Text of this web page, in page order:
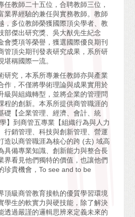
教師二十五位，合聘教師三位，
業界經驗的兼任與實務教師。教師
，多位教師榮獲國際頂尖學者、教
部傑出研究獎、吳大猷先生紀念
會獎項等榮譽，獲選國際優良期刊
管頂尖期刊發表研究成果，系所研
堪稱國際一流。
究，本系所專兼任教師亦與產業
作，不僅將學術理論與成果實用於
級與組織轉型，並將企業的管理問
程的創新。本系所提供商管職涯的
礎【企業管理、經濟、會計、統
】到商管五專業【組織行為與人力
行銷管理、科技與創新管理、營運
造以商管職涯為核心的跨 (去)域高
具備專業知識、創新能力與整合長
界看見他們獨特的價值，也讓他們
珍貴機會，To see and to be
級商管教育接軌的優質學習環境
學生的軟實力與硬技能，除了解決
透過嚴謹的邏輯思辨來定義未來的